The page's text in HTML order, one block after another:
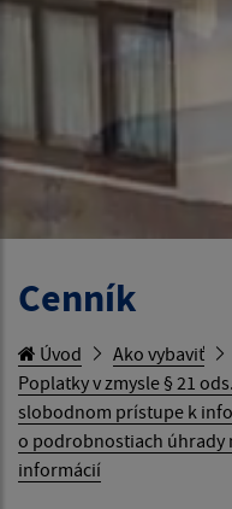
Cenník
Úvod Ako vybaviť
Poplatky v zmysle § 21
slobodnom prístupe k
o podrobnostiach úhrady
informácií